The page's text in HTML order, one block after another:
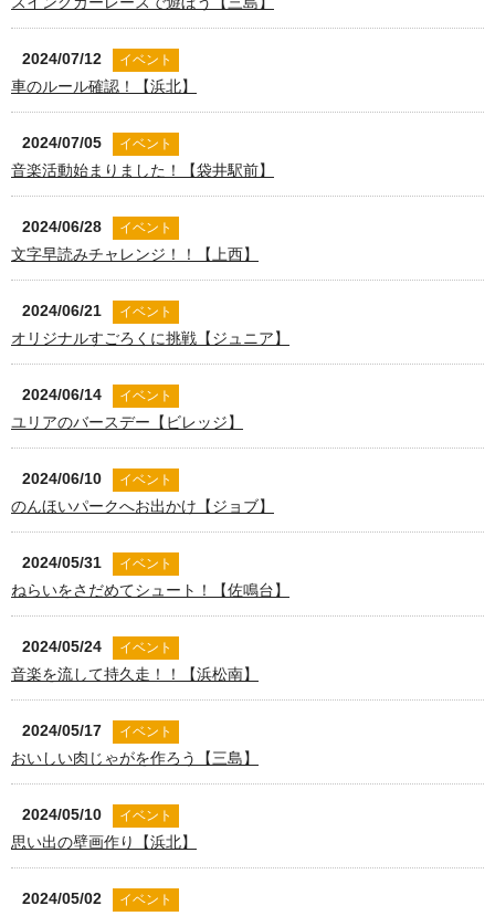
2024/07/12 イベント
車のルール確認！【浜北】
2024/07/05 イベント
音楽活動始まりました！【袋井駅前】
2024/06/28 イベント
文字早読みチャレンジ！！【上西】
2024/06/21 イベント
オリジナルすごろくに挑戦【ジュニア】
2024/06/14 イベント
ユリアのバースデー【ビレッジ】
2024/06/10 イベント
のんほいパークへお出かけ【ジョブ】
2024/05/31 イベント
ねらいをさだめてシュート！【佐鳴台】
2024/05/24 イベント
音楽を流して持久走！！【浜松南】
2024/05/17 イベント
おいしい肉じゃがを作ろう【三島】
2024/05/10 イベント
思い出の壁画作り【浜北】
2024/05/02 イベント